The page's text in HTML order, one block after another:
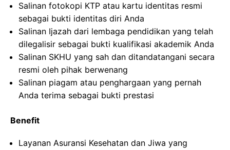
Salinan fotokopi KTP atau kartu identitas resmi
sebagai bukti identitas diri Anda
Salinan Ijazah dari lembaga pendidikan yang telah
dilegalisir sebagai bukti kualifikasi akademik Anda
Salinan SKHU yang sah dan ditandatangani secara
resmi oleh pihak berwenang
Salinan piagam atau penghargaan yang pernah
Anda terima sebagai bukti prestasi
Benefit
Layanan Asuransi Kesehatan dan Jiwa yang